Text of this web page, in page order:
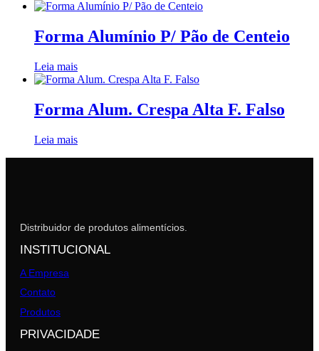
Forma Alumínio P/ Pão de Centeio
Leia mais
Forma Alum. Crespa Alta F. Falso
Leia mais
Distribuidor de produtos alimentícios.
INSTITUCIONAL
A Empresa
Contato
Produtos
PRIVACIDADE